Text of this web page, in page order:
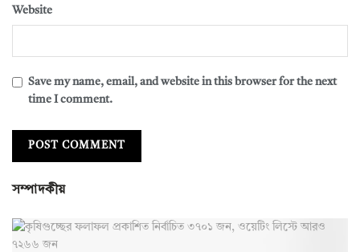
Website
Save my name, email, and website in this browser for the next
time I comment.
সম্পাদকীয়